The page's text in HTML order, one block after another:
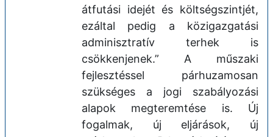
átfutási idejét és költségszintjét,
ezáltal pedig a közigazgatási
adminisztratív terhek is
csökkenjenek.” A műszaki
fejlesztéssel párhuzamosan
szükséges a jogi szabályozási
alapok megteremtése is. Új
fogalmak, új eljárások, új